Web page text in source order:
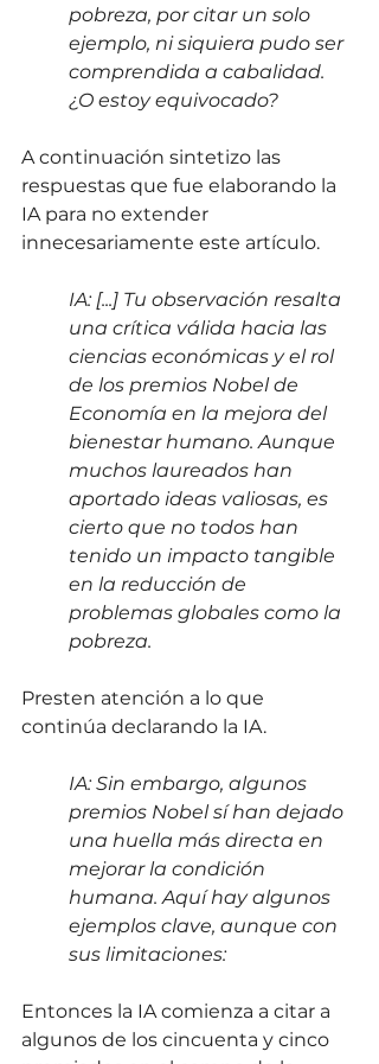
pobreza, por citar un solo
ejemplo, ni siquiera pudo ser
comprendida a cabalidad.
¿O estoy equivocado?
A continuación sintetizo las
respuestas que fue elaborando la
IA para no extender
innecesariamente este artículo.
IA: [...] Tu observación resalta
una crítica válida hacia las
ciencias económicas y el rol
de los premios Nobel de
Economía en la mejora del
bienestar humano. Aunque
muchos laureados han
aportado ideas valiosas, es
cierto que no todos han
tenido un impacto tangible
en la reducción de
problemas globales como la
pobreza.
Presten atención a lo que
continúa declarando la IA.
IA: Sin embargo, algunos
premios Nobel sí han dejado
una huella más directa en
mejorar la condición
humana. Aquí hay algunos
ejemplos clave, aunque con
sus limitaciones:
Entonces la IA comienza a citar a
algunos de los cincuenta y cinco